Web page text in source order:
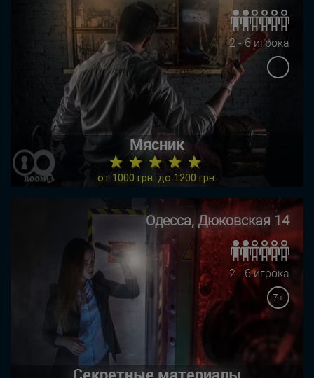
2 - 6 игрока
Мясник
★ ★ ★ ★ ★
от 1000 грн. до 1200 грн.
Одесса, Дюковская 14
2 - 6 игрока
7+